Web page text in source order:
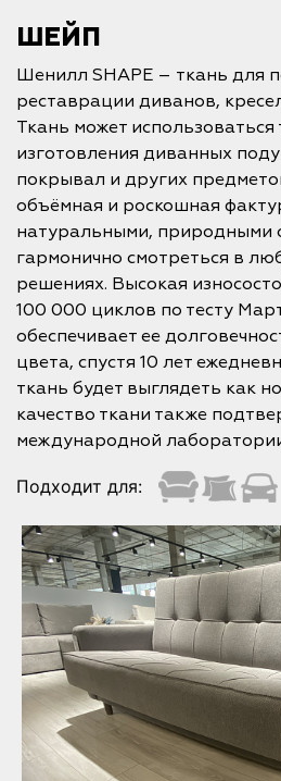
ШЕЙП
Шенилл SHAPE – ткань для
реставрации диванов,
Ткань может использоваться
изготовления диванных
покрывал и других
объёмная и роскошная
натуральными, природными
гармонично смотреться в
решениях. Высокая
100 000 циклов по тесту
обеспечивает ее
цвета, спустя 10 лет
ткань будет выглядеть как
качество ткани также
международной
Подходит для: